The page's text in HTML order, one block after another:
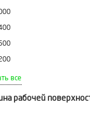
все
рабочей